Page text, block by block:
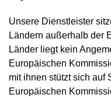
Unsere Dienstleister
Ländern außerhalb der
Länder liegt kein
Europäischen
mit ihnen stützt sich auf
Europäischen